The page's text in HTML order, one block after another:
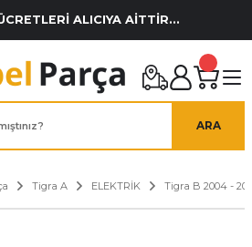
ALICIYA AİTTİR...
ARA
Tigra A ELEKTRİK Tigra B 2004 -